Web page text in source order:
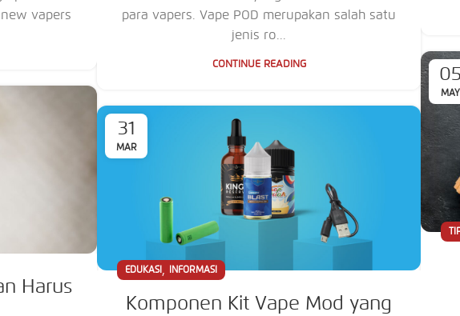
vapers
para vapers. Vape POD merupakan salah satu
jenis ro...
CONTINUE READING 05
MAY
Harus
31
MAR
EDUKASI , INFORMASI
Komponen Kit Vape Mod yang